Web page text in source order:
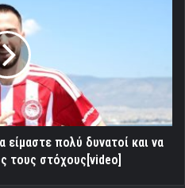
πολύ δυνατοί και να
τους στόχους[video]